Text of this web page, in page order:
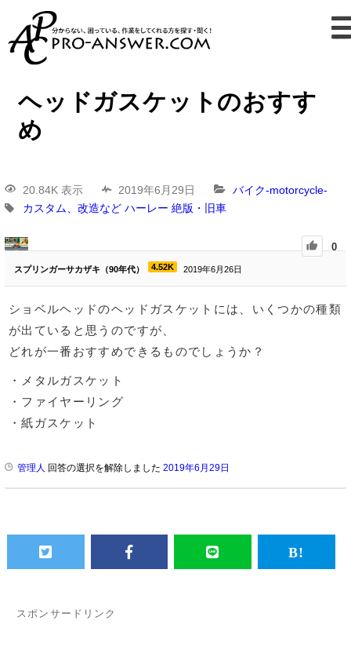
ヘッドガスケットのおすす
め
20.84K 表示 2019年6月29日
バイク-motorcycle-
カスタム、改造など ハーレー 絶版・旧車
0
スプリンガーサカザキ（90年代） 4.52K 2019年6月26日
ショベルヘッドのヘッドガスケットには、いくつかの種類
が出ていると思うのですが、
どれが一番おすすめできるものでしょうか？
・メタルガスケット
・ファイヤーリング
・紙ガスケット
管理人 回答の選択を解除しました 2019年6月29日
スポンサードリンク